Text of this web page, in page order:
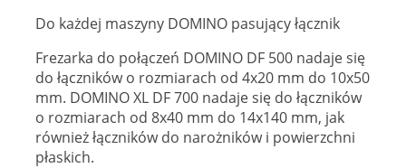
Do każdej maszyny DOMINO pasujący łącznik
Frezarka do połączeń DOMINO DF 500 nadaje się
do łączników o rozmiarach od 4x20 mm do 10x50
mm. DOMINO XL DF 700 nadaje się do łączników
o rozmiarach od 8x40 mm do 14x140 mm, jak
również łączników do narożników i powierzchni
płaskich.